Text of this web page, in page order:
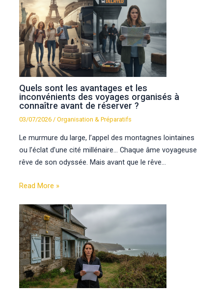
Quels sont les avantages et les
inconvénients des voyages organisés à
connaître avant de réserver ?
03/07/2026/Organisation & Préparatifs
Le murmure du large, l’appel des montagnes lointaines
ou l’éclat d’une cité millénaire… Chaque âme voyageuse
rêve de son odyssée. Mais avant que le rêve…
Read More »